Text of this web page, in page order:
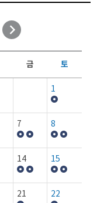
금 토
1
7 8
14 15
21 22